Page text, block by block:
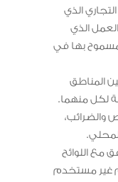
الذي
الذي
بها في
المناطق
لكل منهما.
والضرائب،
مع اللوائح
غير مستخدم